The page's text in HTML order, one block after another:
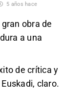
5 años hace
obra de
a una
de crítica y
claro.